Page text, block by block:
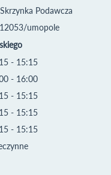
Podawcza
umopole
- 15:15
- 16:00
- 15:15
- 15:15
- 15:15